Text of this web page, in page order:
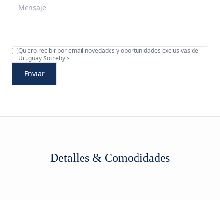
Quiero recibir por email novedades y oportunidades exclusivas de
Uruguay Sotheby's
Enviar
Detalles & Comodidades